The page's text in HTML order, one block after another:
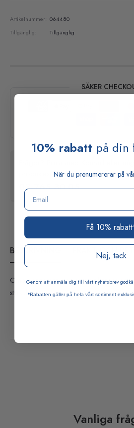
Artikelnummer: 064480
Tillgänglig:
Tillgänglig
SÄKER
produktexperter!
08-765 30 05
BESKRIVNING FRAKT OCH
Ombyggnadsrör med grova rillor för
styrkablar.
Vanliga
10% rabatt på din
När du prenumererar på
Email
Få 10%
Nej, tack
Genom att anmäla dig till vårt nyhetsbrev
*Rabatten gäller på hela vårt sortiment